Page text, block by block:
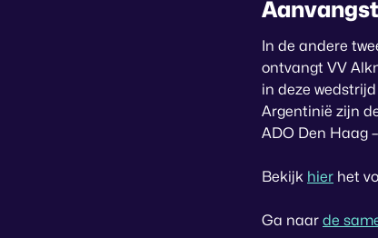
In de andere
ontvangt VV
in deze
Argentinië zijn
ADO Den Haag
Bekijk hier het
Ga naar de